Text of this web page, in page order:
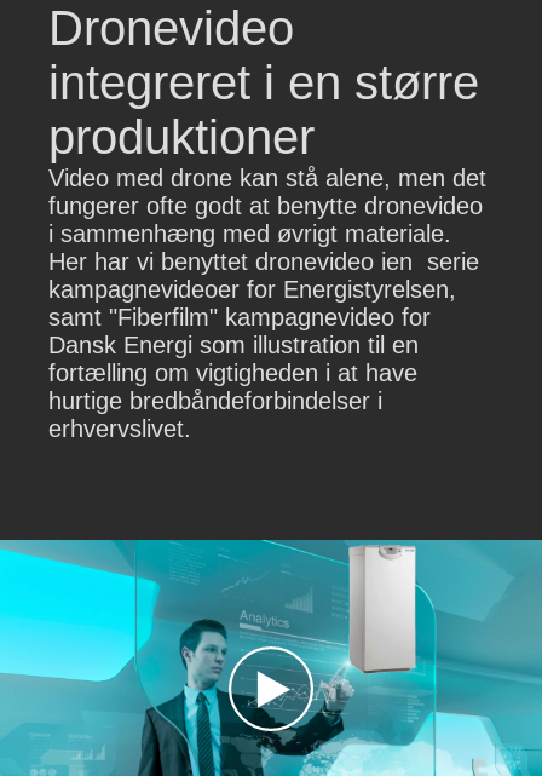
Dronevideo
integreret i en større
produktioner
Video med drone kan stå alene, men det
fungerer ofte godt at benytte dronevideo
i sammenhæng med øvrigt materiale.
Her har vi benyttet dronevideo ien serie
kampagnevideoer for Energistyrelsen,
samt "Fiberfilm" kampagnevideo for
Dansk Energi som illustration til en
fortælling om vigtigheden i at have
hurtige bredbåndeforbindelser i
erhvervslivet.